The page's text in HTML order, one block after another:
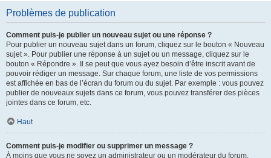
Problèmes de publication
Comment puis-je publier un nouveau sujet ou une réponse ?
Pour publier un nouveau sujet dans un forum, cliquez sur le bouton « Nouveau
sujet ». Pour publier une réponse à un sujet ou un message, cliquez sur le
bouton « Répondre ». Il se peut que vous ayez besoin d’être inscrit avant de
pouvoir rédiger un message. Sur chaque forum, une liste de vos permissions
est affichée en bas de l’écran du forum ou du sujet. Par exemple : vous pouvez
publier de nouveaux sujets dans ce forum, vous pouvez transférer des pièces
jointes dans ce forum, etc.
Haut
Comment puis-je modifier ou supprimer un message ?
À moins que vous ne soyez un administrateur ou un modérateur du forum,